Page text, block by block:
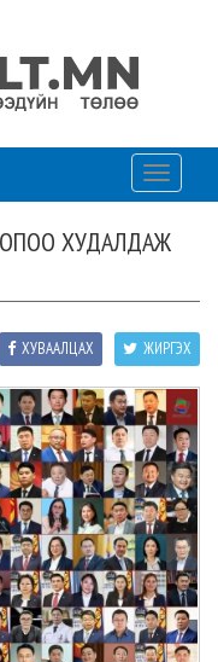
Toggle
ХУДАЛДАЖ
ЖИРГЭХ
ХУВААЛЦАХ